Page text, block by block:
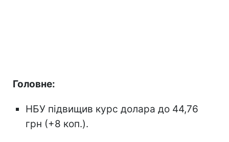
Головне:
НБУ підвищив курс долара до 44,76
грн (+8 коп.).